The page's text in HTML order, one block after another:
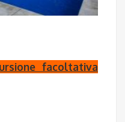
facoltativa